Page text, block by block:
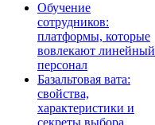
Обучение
сотрудников:
платформы, которые
вовлекают линейный
персонал
Базальтовая вата:
свойства,
характеристики и